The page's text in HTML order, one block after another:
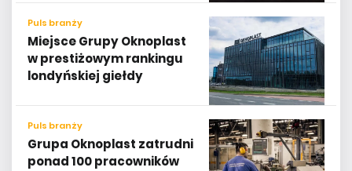
Puls branży
Miejsce Grupy Oknoplast
w prestiżowym rankingu
londyńskiej giełdy
Puls branży
Grupa Oknoplast zatrudni
ponad 100 pracowników